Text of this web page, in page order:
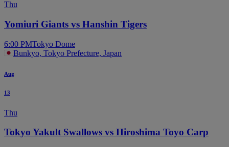
Thu
Yomiuri Giants vs Hanshin Tigers
6:00 PMTokyo Dome
Bunkyo, Tokyo Prefecture, Japan
Aug
13
Thu
Tokyo Yakult Swallows vs Hiroshima Toyo Carp